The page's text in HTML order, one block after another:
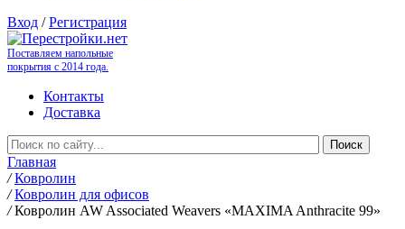
Вход /Регистрация
Поставляем напольные
покрытия с 2014 года.
Контакты
Доставка
Главная
/ Ковролин
/ Ковролин для офисов
/ Ковролин AW Associated Weavers «MAXIMA Anthracite 99»